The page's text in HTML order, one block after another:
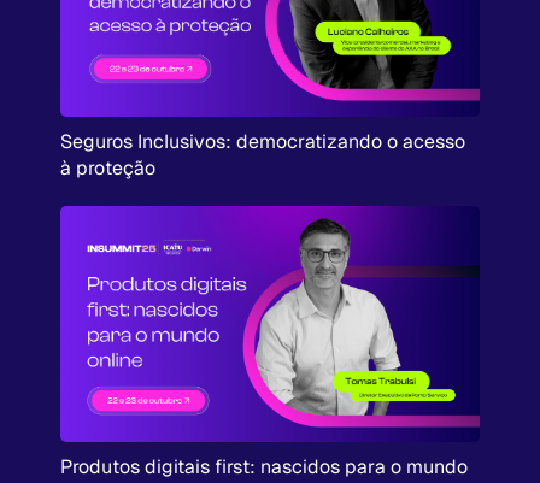
Seguros Inclusivos: democratizando o acesso
à proteção
Produtos digitais first: nascidos para o mundo